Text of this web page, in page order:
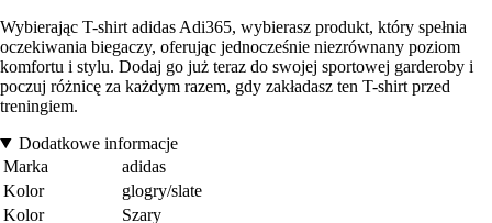
Wybierając T-shirt adidas Adi365, wybierasz produkt, który spełnia
oczekiwania biegaczy, oferując jednocześnie niezrównany poziom
komfortu i stylu. Dodaj go już teraz do swojej sportowej garderoby i
poczuj różnicę za każdym razem, gdy zakładasz ten T-shirt przed
treningiem.
Dodatkowe informacje
Marka
adidas
Kolor
glogry/slate
Kolor
Szary